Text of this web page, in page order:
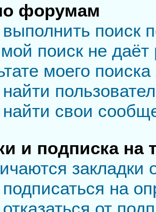
форумам
выполнить
поиск не даёт
моего
свои
и подписка на
закладки
на